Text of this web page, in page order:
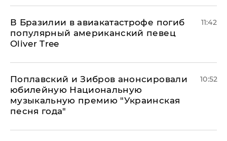
В Бразилии в авиакатастрофе погиб
популярный американский певец
Oliver Tree
11:42
Поплавский и Зибров анонсировали
юбилейную Национальную
музыкальную премию "Украинская
песня года"
10:52